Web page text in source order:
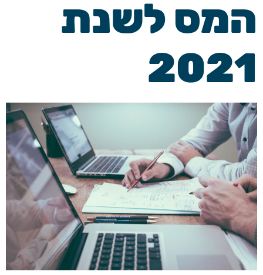
המס לשנת
2021